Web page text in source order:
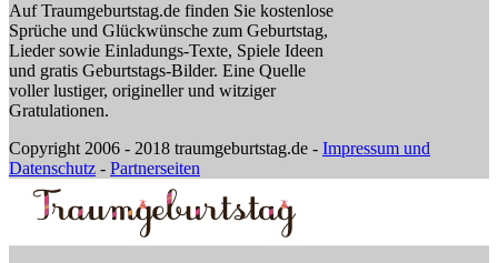
Auf Traumgeburtstag.de finden Sie kostenlose
Sprüche und Glückwünsche zum Geburtstag,
Lieder sowie Einladungs-Texte, Spiele Ideen
und gratis Geburtstags-Bilder. Eine Quelle
voller lustiger, origineller und witziger
Gratulationen.
Copyright 2006 - 2018 traumgeburtstag.de - Impressum und
Datenschutz - Partnerseiten